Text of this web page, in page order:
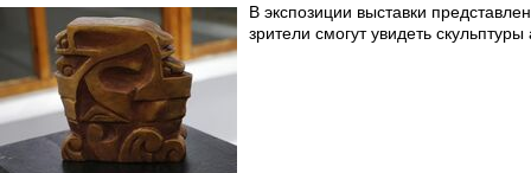
В экспозиции выставки
зрители смогут увидеть